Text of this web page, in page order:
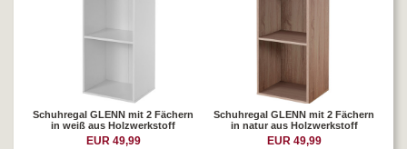
Schuhregal GLENN mit 2 Fächern
in weiß aus Holzwerkstoff
EUR 49,99
Schuhregal GLENN mit 2 Fächern
in natur aus Holzwerkstoff
EUR 49,99